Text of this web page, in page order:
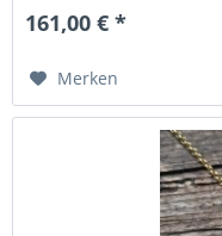
161,00 € *
Merken